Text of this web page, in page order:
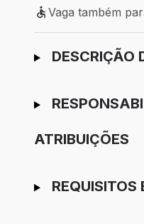
Vaga também para
Vaga também
Ir para candidatura
DESCRIÇÃO
ATRIBUIÇÕES
REQUISITOS